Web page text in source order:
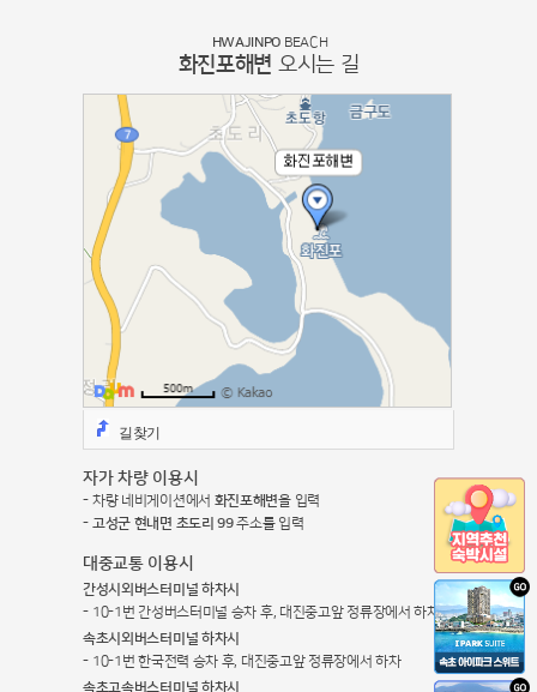
HWAJINPO BEACH
화진포해변 오시는 길
길찾기
자가 차량 이용시
차량 네비게이션에서 화진포해변을 입력
고성군 현내면 초도리 99주소를 입력
대중교통 이용시
간성시외버스터미널 하차시
10-1번 간성버스터미널 승차 후, 대진중고앞 정류장에서 하차
속초시외버스터미널 하차시
10-1번 한국전력 승차 후, 대진중고앞 정류장에서 하차
속초고속버스터미널 하차시